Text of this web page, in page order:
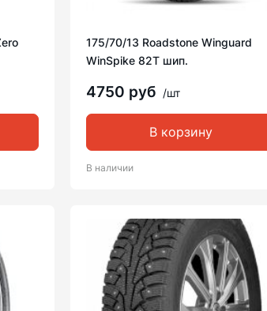
175/70/13 Roadstone Winguard
WinSpike 82T шип.
4750 руб /шт
В корзину
В наличии